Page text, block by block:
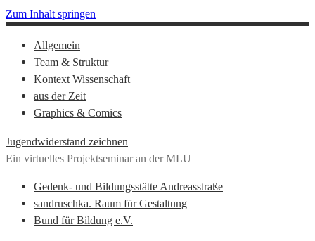
Zum Inhalt springen
Allgemein
Team & Struktur
Kontext Wissenschaft
aus der Zeit
Graphics & Comics
Jugendwiderstand zeichnen
Ein virtuelles Projektseminar an der MLU
Gedenk- und Bildungsstätte Andreasstraße
sandruschka. Raum für Gestaltung
Bund für Bildung e.V.